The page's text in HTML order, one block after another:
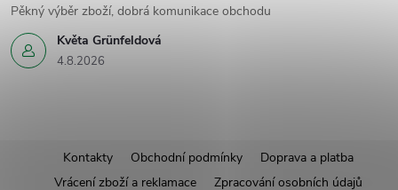
Květa Grünfeldová
4.8.2026
Pěkný výběr zboží, dobrá komunikace obchodu
Kontakty Obchodní podmínky
Doprava a platba
Vrácení zboží a reklamace
Zpracování osobních údajů